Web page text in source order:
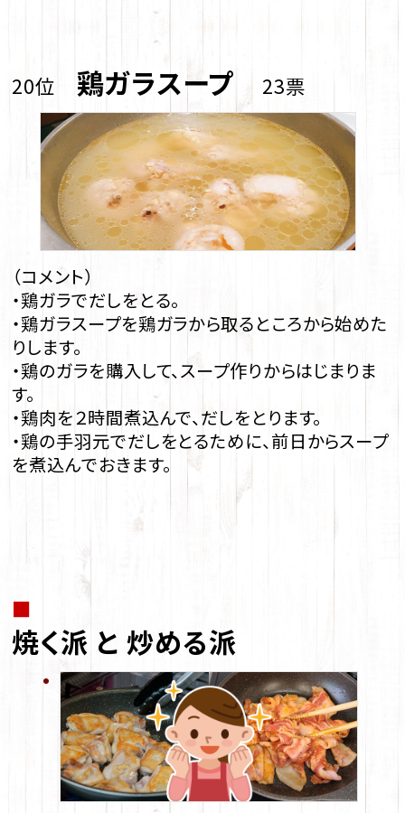
20位 鶏ガラスープ 23票
（コメント）
・鶏ガラでだしをとる。
・鶏ガラスープを鶏ガラから取るところから始めた
りします。
・鶏のガラを購入して、スープ作りからはじまりま
す。
・鶏肉を２時間煮込んで、だしをとります。
・鶏の手羽元でだしをとるために、前日からスープ
を煮込んでおきます。
■
焼く派 と 炒める派